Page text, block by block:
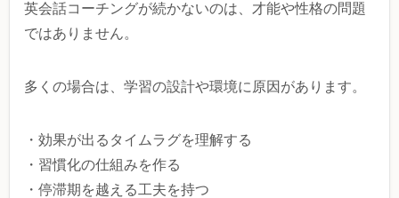
英会話コーチングが続かないのは、才能や性格の問題
ではありません。
多くの場合は、学習の設計や環境に原因があります。
・効果が出るタイムラグを理解する
・習慣化の仕組みを作る
・停滞期を越える工夫を持つ